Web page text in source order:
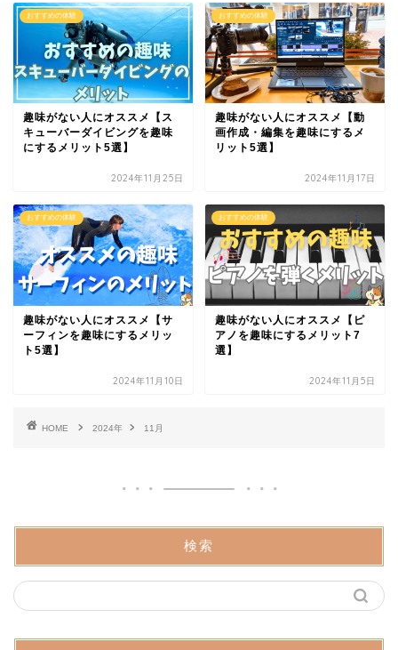
おすすめの体験
趣味がない人にオススメ【ス
キューバーダイビングを趣味
にするメリット5選】
2024年11月25日
おすすめの体験
趣味がない人にオススメ【動
画作成・編集を趣味にするメ
リット5選】
2024年11月17日
おすすめの体験
趣味がない人にオススメ【サ
ーフィンを趣味にするメリッ
ト5選】
2024年11月10日
おすすめの体験
趣味がない人にオススメ【ピ
アノを趣味にするメリット7
選】
2024年11月5日
HOME 2024年 11月
検索